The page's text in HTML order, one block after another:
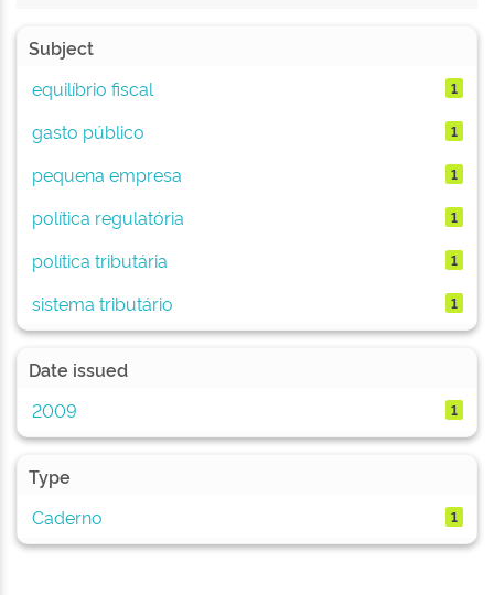
Subject
equilíbrio fiscal
1
gasto público 1
pequena empresa 1
política regulatória 1
política tributária 1
sistema tributário 1
Date issued
2009
1
Type
Caderno
1